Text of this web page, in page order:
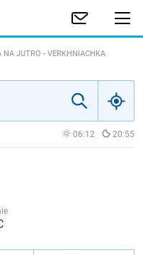
NA JUTRO - VERKHNIACHKA
06:12 20:55